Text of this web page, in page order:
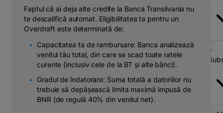
Faptul că ai deja alte credite la Banca Transilvania nu
te descalifică automat. Eligibilitatea ta pentru un
Overdraft este determinată de:
Capacitatea ta de rambursare: Banca analizează
venitul tău total, din care se scad toate ratele
curente (inclusiv cele de la BT și alte bănci).
Gradul de îndatorare: Suma totală a datoriilor nu
trebuie să depășească limita maximă impusă de
BNR (de regulă 40% din venitul net).